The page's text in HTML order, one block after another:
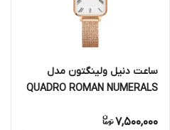
ساعت دنیل ولینگتون مدل
QUADRO ROMAN NUMERALS
7,500,000